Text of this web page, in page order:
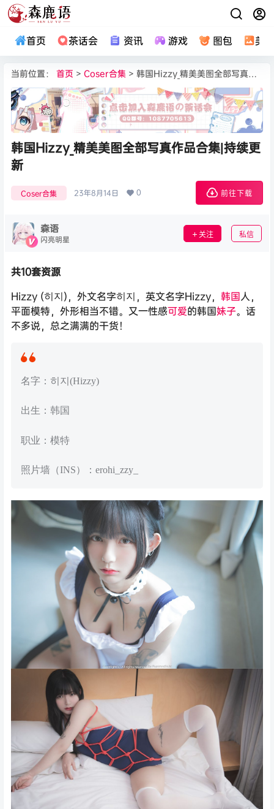
首页 茶话会 资讯 游戏 图包 美
当前位置： 首页 > Coser合集 > 韩国Hizzy_精美美图全部写真作品合集|持续更新
韩国Hizzy_精美美图全部写真作品合集|持续更
新
Coser合集 23年8月14日 0 前往下载
森语
闪亮明星 关注 私信
共10套资源
Hizzy (히지)，外文名字히지，英文名字Hizzy， 韩国人，
平面模特，外形相当不错。又一性感可爱的韩国妹子。话
不多说，总之满满的干货！
名字：히지(Hizzy)
出生：韩国
职业：模特
照片墙（INS）：erohi_zzy_